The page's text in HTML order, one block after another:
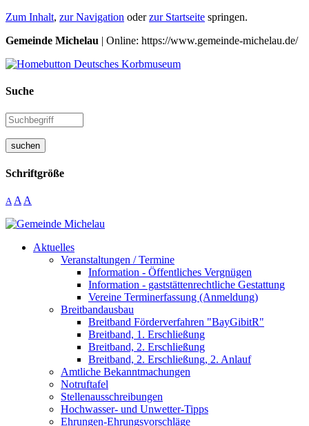
Zum Inhalt, zur Navigation oderzur Startseite springen.
Gemeinde Michelau | Online: https://www.gemeinde-michelau.de/
Suche
suchen
Schriftgröße
A A A
Aktuelles
Veranstaltungen / Termine
Information - Öffentliches Vergnügen
Information - gaststättenrechtliche Gestattung
Vereine Terminerfassung (Anmeldung)
Breitbandausbau
Breitband Förderverfahren "BayGibitR"
Breitband, 1. Erschließung
Breitband, 2. Erschließung
Breitband, 2. Erschließung, 2. Anlauf
Amtliche Bekanntmachungen
Notruftafel
Stellenausschreibungen
Hochwasser- und Unwetter-Tipps
Ehrungen-Ehrungsvorschläge